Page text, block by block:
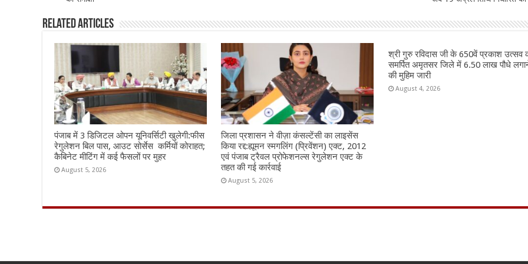
o
k
Related Articles
पंजाब में 3 डिजिटल ओपन यूनिवर्सिटी खुलेगी:फीस
रेगुलेशन बिल पास, आउट सोर्सेस कर्मियों कोराहत;
कैबिनेट मीटिंग में कई फैसलों पर मुहर
August 5, 2026
जिला प्रशासन ने वीज़ा कंसल्टेंसी का लाइसेंस
किया रद्द:ह्यूमन स्मगलिंग (प्रिवेंशन) एक्ट, 2012
एवं पंजाब ट्रैवल प्रोफेशनल्स रेगुलेशन एक्ट के
तहत की गई कार्रवाई
August 5, 2026
श्री गुरु रविदास जी के 650वें प्रकाश उत्सव
समर्पित अमृतसर जिले में 6.50 लाख पौधे
की मुहिम जारी
August 4, 2026